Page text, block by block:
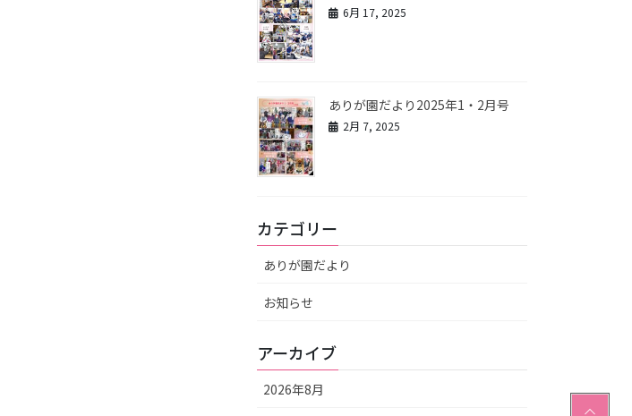
6月 17, 2025
ありが園だより2025年1・2月号
2月 7, 2025
カテゴリー
ありが園だより
お知らせ
アーカイブ
2026年8月
PAGE